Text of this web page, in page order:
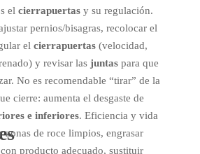
el cierrapuertas y su regulación.
pernios/bisagras, recolocar el
el cierrapuertas (velocidad,
y revisar las juntas para que
No es recomendable “tirar” de la
cierre: aumenta el desgaste de
e inferiores. Eficiencia y vida
zonas de roce limpios, engrasar
producto adecuado, sustituir